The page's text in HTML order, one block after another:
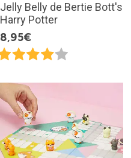
Jelly Belly de Bertie Bott's
Harry Potter
8,95€